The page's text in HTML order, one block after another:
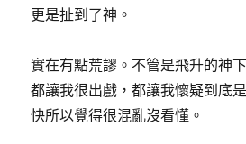
更是扯到了神。
實在有點荒謬。不管是飛升的神
都讓我很出戲，都讓我懷疑到底
快所以覺得很混亂沒看懂。